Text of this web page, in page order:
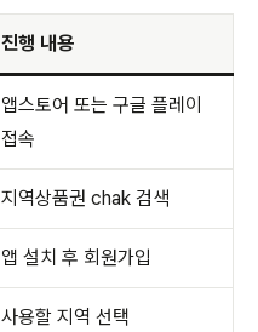
진행 내용
앱스토어 또는 구글 플레이
접속
지역상품권 chak 검색
앱 설치 후 회원가입
사용할 지역 선택